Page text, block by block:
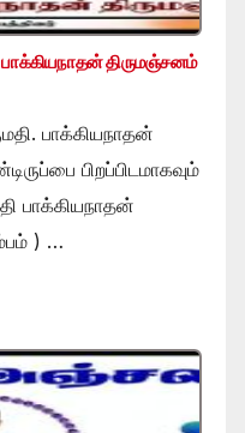
திருமஞ்சனம்
பாக்கியநாதன்
பிறப்பிடமாகவும்
பாக்கியநாதன்
) …